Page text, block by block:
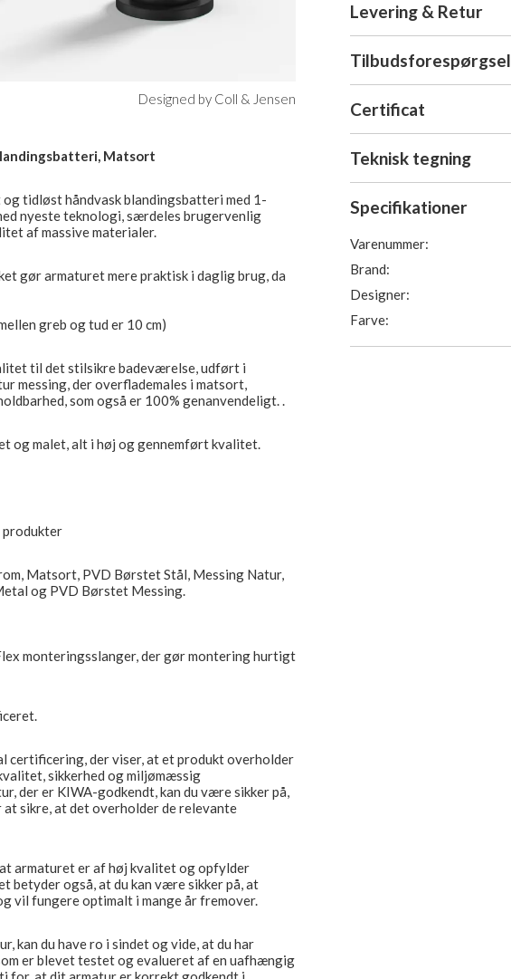
Designed by Coll & Jensen
Matsort
tidløst håndvask blandingsbatteri med 1-
nyeste teknologi, særdeles brugervenlig
af massive materialer.
gør armaturet mere praktisk i daglig brug, da
greb og tud er 10 cm)
til det stilsikre badeværelse, udført i
messing, der overflademales i matsort,
som også er 100% genanvendeligt. .
og malet, alt i høj og gennemført kvalitet.
produkter
Matsort, PVD Børstet Stål, Messing Natur,
og PVD Børstet Messing.
monteringsslanger, der gør montering hurtigt
certificering, der viser, at et produkt overholder
sikkerhed og miljømæssig
der er KIWA-godkendt, kan du være sikker på,
sikre, at det overholder de relevante
armaturet er af høj kvalitet og opfylder
betyder også, at du kan være sikker på, at
vil fungere optimalt i mange år fremover.
kan du have ro i sindet og vide, at du har
er blevet testet og evalueret af en uafhængig
Levering & Retur
Tilbudsforespørgsel
Certificat
Teknisk tegning
Specifikationer
Varenummer:
Brand:
Designer:
Farve: